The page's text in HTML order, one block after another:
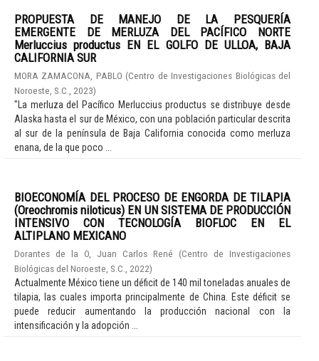
PROPUESTA DE MANEJO DE LA PESQUERÍA
EMERGENTE DE MERLUZA DEL PACÍFICO NORTE
Merluccius productus EN EL GOLFO DE ULLOA, BAJA
CALIFORNIA SUR
MORA ZAMACONA, PABLO (Centro de Investigaciones Biológicas del
Noroeste, S.C.
2023)
"La merluza del Pacífico Merluccius productus se distribuye desde
Alaska hasta el sur de México, con una población particular descrita
al sur de la península de Baja California conocida como merluza
enana, de la que poco ...
BIOECONOMÍA DEL PROCESO DE ENGORDA DE TILAPIA
(Oreochromis niloticus) EN UN SISTEMA DE PRODUCCIÓN
INTENSIVO CON TECNOLOGÍA BIOFLOC EN EL
ALTIPLANO MEXICANO
Dorantes de la O, Juan Carlos René (Centro de Investigaciones
Biológicas del Noroeste, S.C.
2022)
Actualmente México tiene un déficit de 140 mil toneladas anuales de
tilapia, las cuales importa principalmente de China. Este déficit se
puede reducir aumentando la producción nacional con la
intensificación y la adopción ...